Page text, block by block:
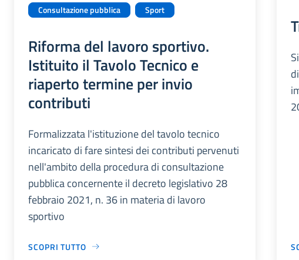
Consultazione pubblica
Sport
Riforma del lavoro sportivo.
Istituito il Tavolo Tecnico e
riaperto termine per invio
contributi
Formalizzata l'istituzione del tavolo tecnico
incaricato di fare sintesi dei contributi pervenuti
nell'ambito della procedura di consultazione
pubblica concernente il decreto legislativo 28
febbraio 2021, n. 36 in materia di lavoro
sportivo
SCOPRI TUTTO